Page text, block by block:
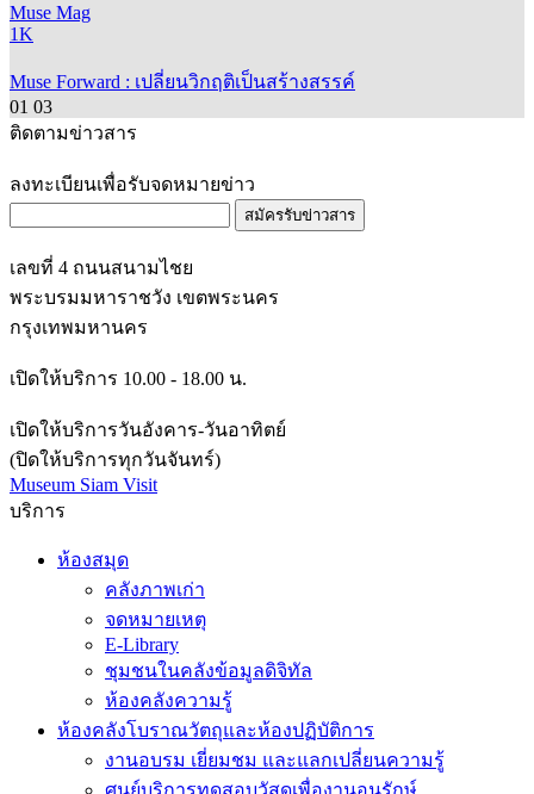
Muse Mag
1K
Muse Forward : เปลี่ยนวิกฤติเป็นสร้างสรรค์
01 03
ติดตามข่าวสาร
ลงทะเบียนเพื่อรับจดหมายข่าว
สมัครรับข่าวสาร
เลขที่ 4 ถนนสนามไชย
พระบรมมหาราชวัง เขตพระนคร
กรุงเทพมหานคร
เปิดให้บริการ 10.00 - 18.00 น.
เปิดให้บริการวันอังคาร-วันอาทิตย์
(ปิดให้บริการทุกวันจันทร์)
Museum Siam Visit
บริการ
ห้องสมุด
คลังภาพเก่า
จดหมายเหตุ
E-Library
ชุมชนในคลังข้อมูลดิจิทัล
ห้องคลังความรู้
ห้องคลังโบราณวัตถุและห้องปฏิบัติการ
งานอบรม เยี่ยมชม และแลกเปลี่ยนความรู้
ศูนย์บริการทดสอบวัสดุเพื่องานอนุรักษ์